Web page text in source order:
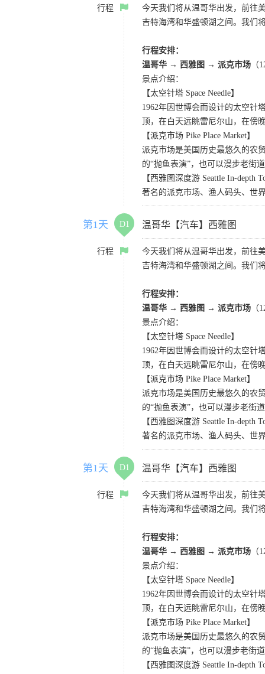
行程
今天我们将从温哥华出发，前往
吉特海湾和华盛顿湖之间。我们
行程安排：
温哥华 → 西雅图 → 派克市场 （
景点介绍：
【太空针塔 Space Needle】
1962年因世博会而设计的太空针
顶，在白天远眺雷尼尔山，在傍
【派克市场 Pike Place Market】
派克市场是美国历史最悠久的农
的“抛鱼表演”，也可以漫步老街
【西雅图深度游 Seattle In-depth
著名的派克市场、渔人码头、世
第1天 D1 温哥华【汽车】西雅图
行程
今天我们将从温哥华出发，前往
吉特海湾和华盛顿湖之间。我们
行程安排：
温哥华 → 西雅图 → 派克市场 （
景点介绍：
【太空针塔 Space Needle】
1962年因世博会而设计的太空针
顶，在白天远眺雷尼尔山，在傍
【派克市场 Pike Place Market】
派克市场是美国历史最悠久的农
的“抛鱼表演”，也可以漫步老街
【西雅图深度游 Seattle In-depth
著名的派克市场、渔人码头、世
第1天 D1 温哥华【汽车】西雅图
行程
今天我们将从温哥华出发，前往
吉特海湾和华盛顿湖之间。我们
行程安排：
温哥华 → 西雅图 → 派克市场 （
景点介绍：
【太空针塔 Space Needle】
1962年因世博会而设计的太空针
顶，在白天远眺雷尼尔山，在傍
【派克市场 Pike Place Market】
派克市场是美国历史最悠久的农
的“抛鱼表演”，也可以漫步老街
【西雅图深度游 Seattle In-depth